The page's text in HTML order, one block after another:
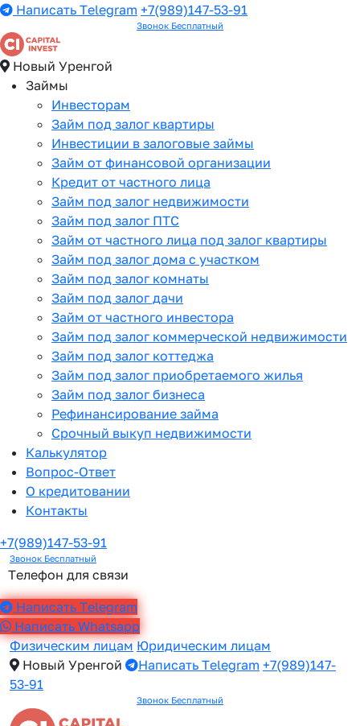
Написать Telegram +7(989)147-53-91
Звонок Бесплатный
Новый Уренгой
Займы
Инвесторам
Займ под залог квартиры
Инвестиции в залоговые займы
Займ от финансовой организации
Кредит от частного лица
Займ под залог недвижимости
Займ под залог ПТС
Займ от частного лица под залог квартиры
Займ под залог дома с участком
Займ под залог комнаты
Займ под залог дачи
Займ от частного инвестора
Займ под залог коммерческой недвижимости
Займ под залог коттеджа
Займ под залог приобретаемого жилья
Займ под залог бизнеса
Рефинансирование займа
Срочный выкуп недвижимости
Калькулятор
Вопрос-Ответ
О кредитовании
Контакты
+7(989)147-53-91
Звонок Бесплатный
Телефон для связи
Написать Telegram
Написать Whatsapp
Физическим лицам Юридическим лицам
Новый Уренгой
Написать Telegram +7(989)147-
53-91
Звонок Бесплатный